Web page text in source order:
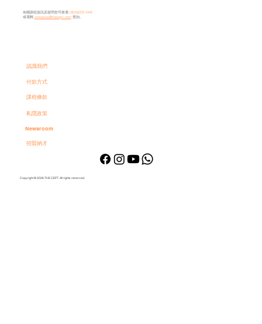
有關課程資訊及疑問您可致電 (852)6233 3445​
或電郵 contactus@thecept.com 查詢。
認識我們
付款方式
私隱政策
課程條款
Newsroom
招賢納才
Copyright © 2026 THE CEPT. All rights reserved.